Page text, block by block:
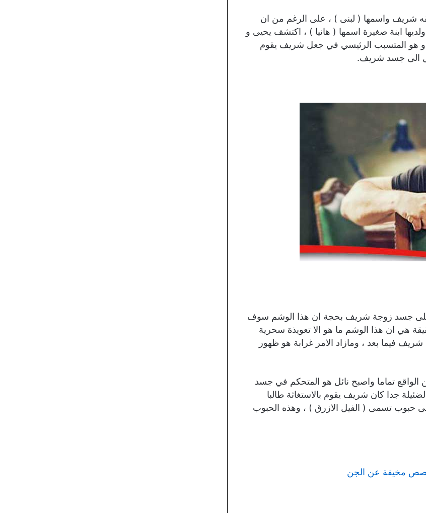
شريف واسمها ( لبنى ) ، على الرغم من ان
ابنة صغيرة اسمها ( هانيا ) ، اكتشف يحيى و
هو المتسبب الرئيسي في جعل شريف يقوم
الى جسد شريف.
جسد زوجة شريف بحجة ان هذا الوشم سوف
هي ان هذا الوشم ما هو الا تعويذة سحرية
فيما بعد ، ومازاد الامر غرابة هو ظهور
تماما واصبح نائل هو المتحكم في جسد
جدا كان شريف يقوم بالاستغاثة طالبا
حبوب تسمى ( الفيل الازرق ) ، وهذه الحبوب
مخيفة عن الجن